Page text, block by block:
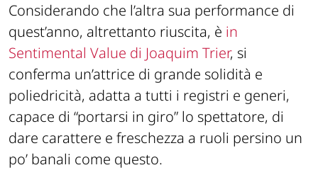
Considerando che l’altra sua performance di
quest’anno, altrettanto riuscita, è in
Sentimental Value di Joaquim Trier, si
conferma un’attrice di grande solidità e
poliedricità, adatta a tutti i registri e generi,
capace di “portarsi in giro” lo spettatore, di
dare carattere e freschezza a ruoli persino un
po’ banali come questo.